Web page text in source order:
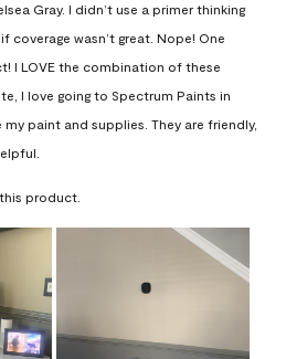
Gray. I didn’t use a primer thinking
coverage wasn’t great. Nope! One
I LOVE the combination of these
I love going to Spectrum Paints in
paint and supplies. They are friendly,
product.